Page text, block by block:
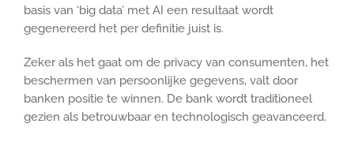
basis van ‘big data’ met AI een resultaat wordt
gegenereerd het per definitie juist is.
Zeker als het gaat om de privacy van consumenten, het
beschermen van persoonlijke gegevens, valt door
banken positie te winnen. De bank wordt traditioneel
gezien als betrouwbaar en technologisch geavanceerd.